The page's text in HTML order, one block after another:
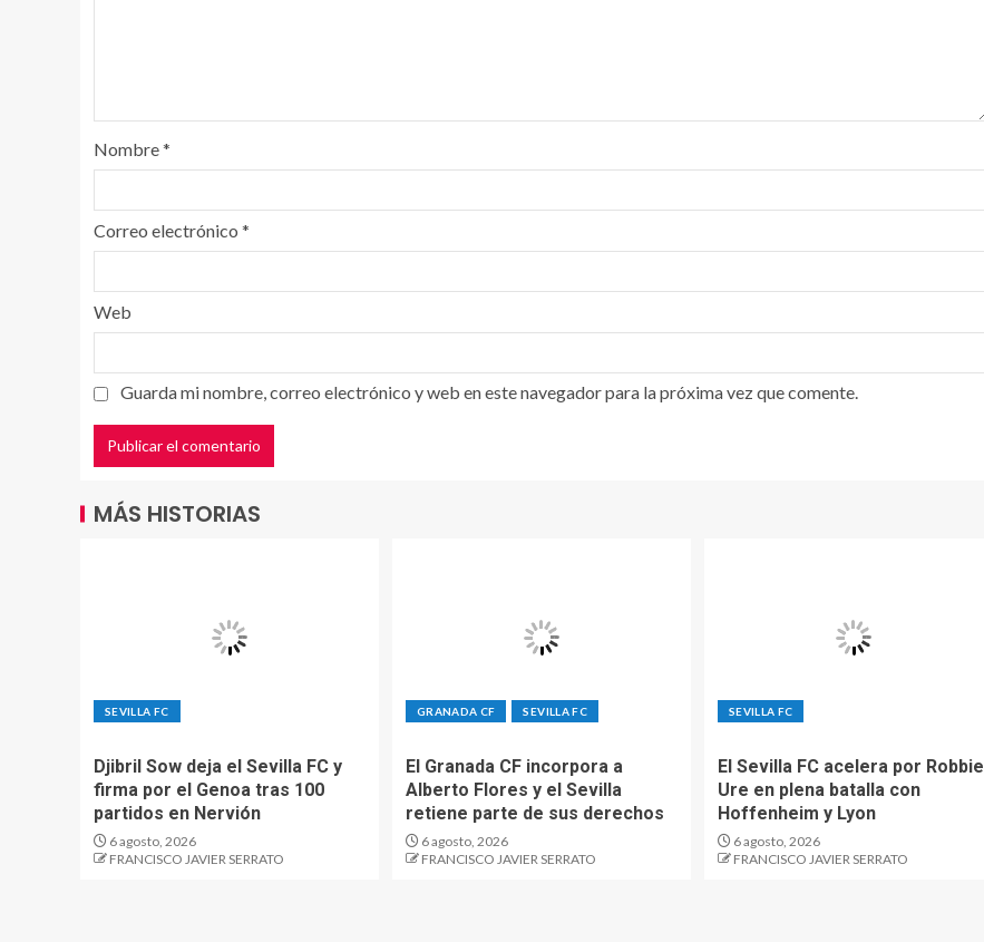
Nombre*
Correo electrónico *
Web
Guarda mi nombre, correo electrónico y web en este navegador para la próxima vez que comente.
MÁS HISTORIAS
SEVILLA FC
Djibril Sow deja el Sevilla FC y
firma por el Genoa tras 100
partidos en Nervión
6 agosto, 2026
FRANCISCO JAVIER SERRATO
GRANADA CF SEVILLA FC
El Granada CF incorpora a
Alberto Flores y el Sevilla
retiene parte de sus derechos
6 agosto, 2026
FRANCISCO JAVIER SERRATO
SEVILLA FC
El Sevilla FC acelera por Robbie
Ure en plena batalla con
Hoffenheim y Lyon
6 agosto, 2026
FRANCISCO JAVIER SERRATO